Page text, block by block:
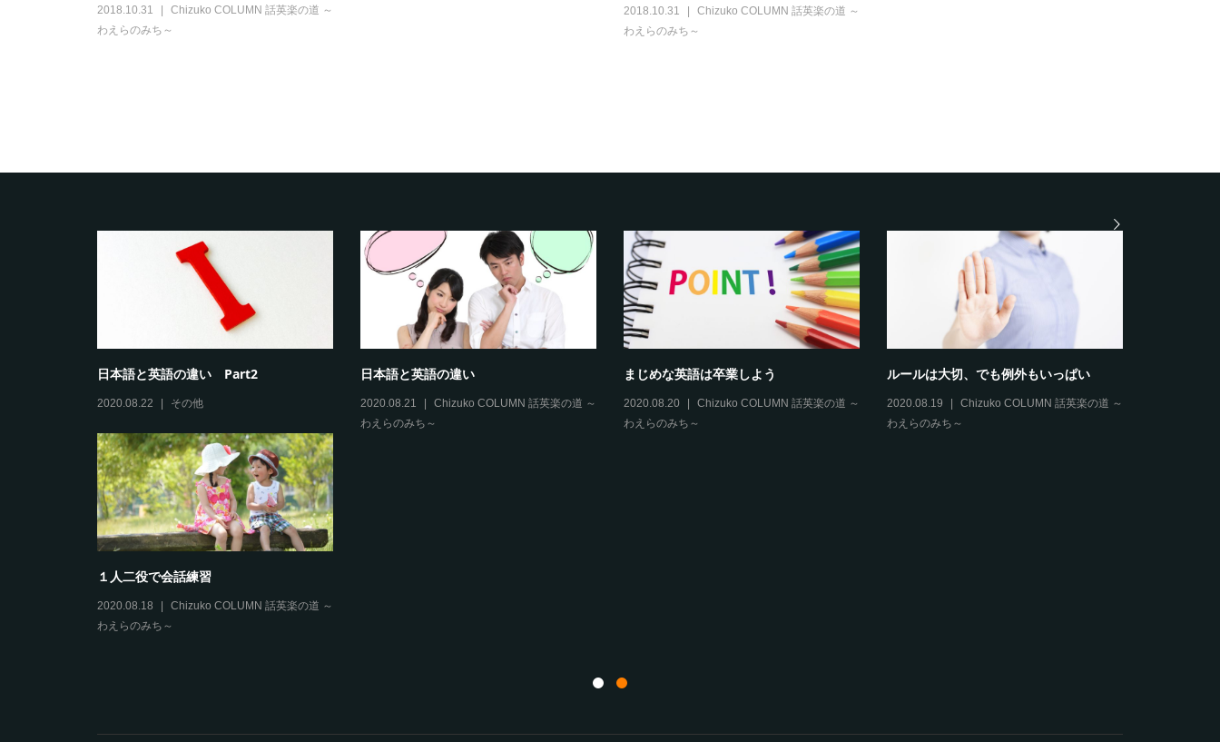
2018.10.31
Chizuko COLUMN 話英楽の道 ～
わえらのみち～
2018.10.31
Chizuko COLUMN 話英楽の道 ～
わえらのみち～
日本語と英語の違い Part2
2020.08.22 その他
日本語と英語の違い
2020.08.21
Chizuko COLUMN 話英楽の道 ～
わえらのみち～
まじめな英語は卒業しよう
2020.08.20
Chizuko COLUMN 話英楽の道 ～
わえらのみち～
ルールは大切、でも例外もいっぱい
2020.08.19
Chizuko COLUMN 話英楽の道 ～
わえらのみち～
１人二役で会話練習
2020.08.18
Chizuko COLUMN 話英楽の道 ～
わえらのみち～